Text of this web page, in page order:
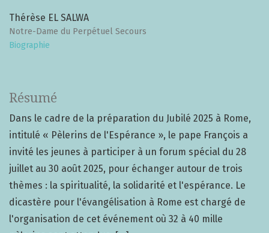
Thérèse EL SALWA
Notre-Dame du Perpétuel Secours
Biographie
Résumé
Dans le cadre de la préparation du Jubilé 2025 à Rome,
intitulé « Pèlerins de l'Espérance », le pape François a
invité les jeunes à participer à un forum spécial du 28
juillet au 30 août 2025, pour échanger autour de trois
thèmes : la spiritualité, la solidarité et l'espérance. Le
dicastère pour l'évangélisation à Rome est chargé de
l'organisation de cet événement où 32 à 40 mille